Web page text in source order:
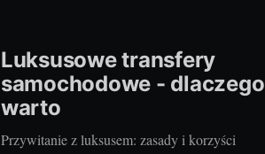
Luksusowe transfery
samochodowe - dlaczego
warto
Przywitanie z luksusem: zasady i korzyści